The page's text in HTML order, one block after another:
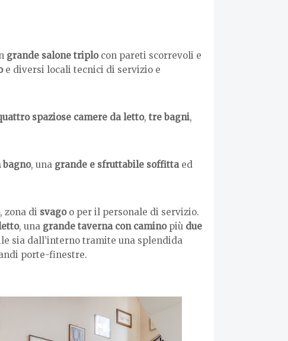
grande salone triplocon pareti scorrevoli e
e diversi locali tecnici di servizio e
spaziose camere da letto, tre bagni,
bagno, una grande e sfruttabile soffittaed
, zona di svagoo per il personale di servizio.
, una grande taverna con caminopiù due
sia dall’interno tramite una splendida
porte-finestre.